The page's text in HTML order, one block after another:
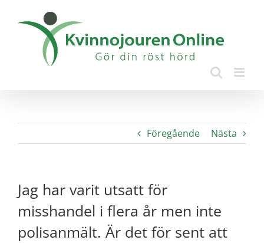
Föregående Nästa
Jag har varit utsatt för
misshandel i flera år men inte
polisanmält. Är det för sent att